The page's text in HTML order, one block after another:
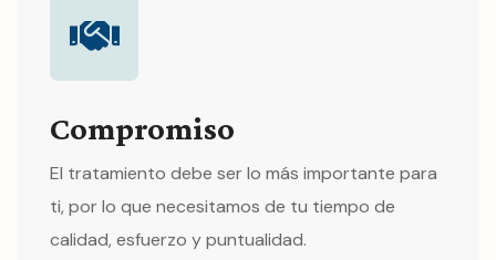
Compromiso
El tratamiento debe ser lo más importante para
ti, por lo que necesitamos de tu tiempo de
calidad, esfuerzo y puntualidad.